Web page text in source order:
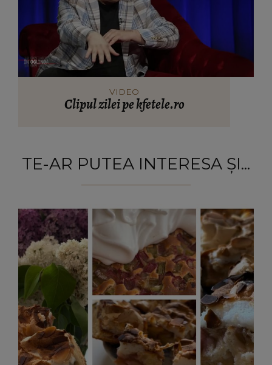
VIDEO
Clipul zilei pe kfetele.ro
TE-AR PUTEA INTERESA ȘI...